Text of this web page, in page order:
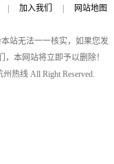
| 加入我们 |
网站地图
站无法一一核实，如果您发
本网站将立即予以删除！
州热线 All Right Reserved.